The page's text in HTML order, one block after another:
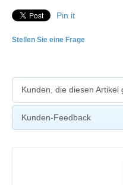
Pin it
Stellen Sie eine Frage
Kunden, die diesen
Kunden-Feedback